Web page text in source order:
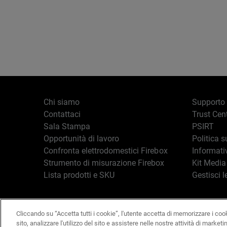
Chi siamo
Contattaci
Sala Stampa
Opportunità di lavoro
Confronta elettrodomestici Firebox
Strumento di misurazione Firebox
Lista prodotti e SKU
Supporto
Trust
PSIRT
Politica
Kit
Gestisci
Italiano Copyright ©
Cliccando su “Accetta tutti i cookie”, l'utente accetta di memorizzare i
sito, analizzare l'utilizzo del sito e assistere nelle nostre attività di